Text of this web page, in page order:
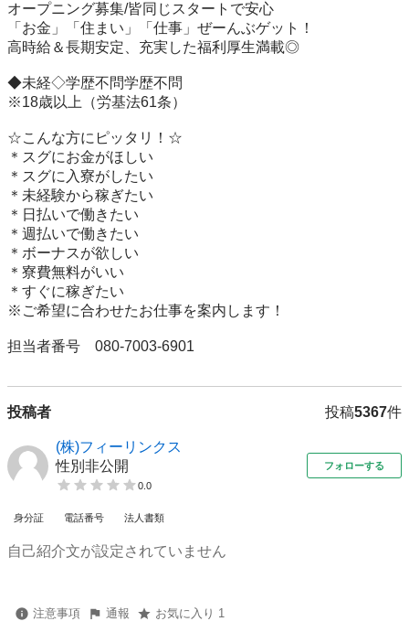
オープニング募集/皆同じスタートで安心
「お金」「住まい」「仕事」ぜーんぶゲット！
高時給＆長期安定、充実した福利厚生満載◎
◆未経◇学歴不問学歴不問
※18歳以上（労基法61条）
☆こんな方にピッタリ！☆
＊スグにお金がほしい
＊スグに入寮がしたい
＊未経験から稼ぎたい
＊日払いで働きたい
＊週払いで働きたい
＊ボーナスが欲しい
＊寮費無料がいい
＊すぐに稼ぎたい
※ご希望に合わせたお仕事を案内します！
担当者番号　080-7003-6901
投稿者 投稿5367件
(株)フィーリンクス
性別非公開
0.0
フォローする
身分証 電話番号 法人書類
自己紹介文が設定されていません
注意事項 通報 お気に入り 1